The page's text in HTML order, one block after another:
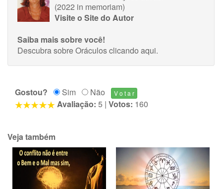
(2022 in memoriam)
Visite o Site do Autor
Saiba mais sobre você!
Descubra sobre Oráculosclicando aqui.
Gostou? Sim
Não
Avaliação: 5 | Votos: 160
Veja também